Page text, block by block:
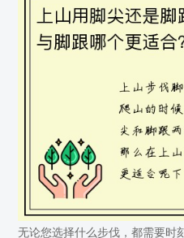
无论您选择什么步伐，都需要时